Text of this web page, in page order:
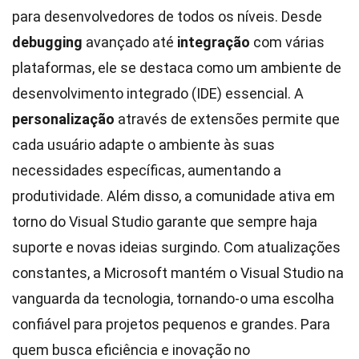
para desenvolvedores de todos os níveis. Desde
debugging avançado até integração com várias
plataformas, ele se destaca como um ambiente de
desenvolvimento integrado (IDE) essencial. A
personalização através de extensões permite que
cada usuário adapte o ambiente às suas
necessidades específicas, aumentando a
produtividade. Além disso, a comunidade ativa em
torno do Visual Studio garante que sempre haja
suporte e novas ideias surgindo. Com atualizações
constantes, a Microsoft mantém o Visual Studio na
vanguarda da tecnologia, tornando-o uma escolha
confiável para projetos pequenos e grandes. Para
quem busca eficiência e inovação no